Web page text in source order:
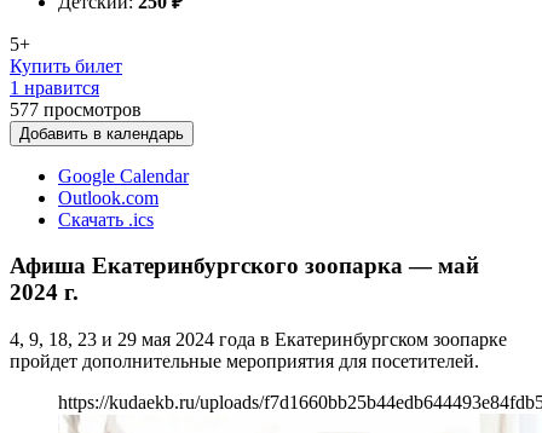
5+
Купить билет
1 нравится
577 просмотров
Добавить в календарь
Google Calendar
Outlook.com
Скачать .ics
Афиша Екатеринбургского зоопарка — май
2024 г.
4, 9, 18, 23 и 29 мая 2024 года в Екатеринбургском зоопарке
пройдет дополнительные мероприятия для посетителей.
https://kudaekb.ru/uploads/